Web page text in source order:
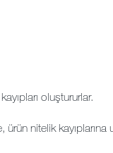
oluştururlar.
ürün nitelik kayıplarına